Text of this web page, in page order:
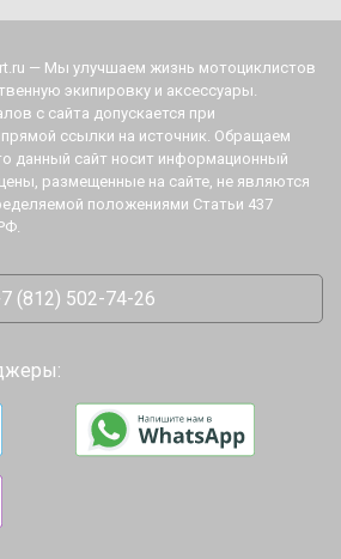
— Мы улучшаем жизнь мотоциклистов
экипировку и аксессуары.
с сайта допускается при
ссылки на источник. Обращаем
данный сайт носит информационный
размещенные на сайте, не являются
положениями Статьи 437
(812) 502-74-26